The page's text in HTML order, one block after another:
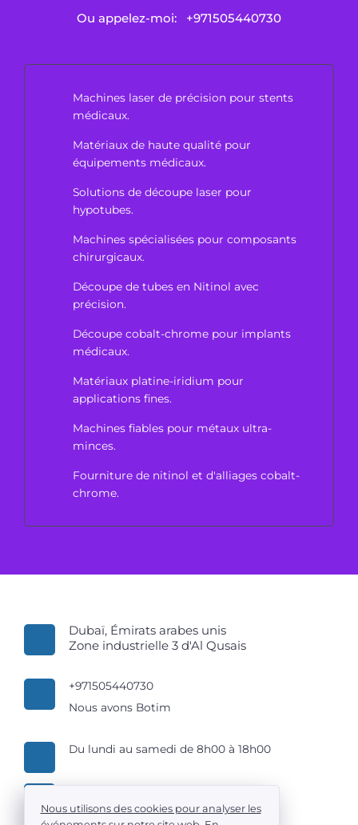
Ou appelez-moi: +971505440730
Machines laser de précision pour stents
médicaux.
Matériaux de haute qualité pour
équipements médicaux.
Solutions de découpe laser pour
hypotubes.
Machines spécialisées pour composants
chirurgicaux.
Découpe de tubes en Nitinol avec
précision.
Découpe cobalt-chrome pour implants
médicaux.
Matériaux platine-iridium pour
applications fines.
Machines fiables pour métaux ultra-
minces.
Fourniture de nitinol et d'alliages cobalt-
chrome.
Dubaï, Émirats arabes unis
Zone industrielle 3 d'Al Qusais
+971505440730
Nous avons Botim
Du lundi au samedi de 8h00 à 18h00
Nous utilisons des cookies pour analyser les